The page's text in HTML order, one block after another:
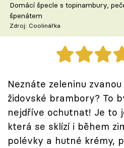
Speciál: Cuketa
Těhotnej kuchař
Sledujte prima+
Přihlášení
Sledujte nás
Domácí špecle s topinambury,
špenátem
Zdroj: Coolinářka
Neznáte zeleninu
židovské brambory? To
nejdříve ochutnat! Je to
která se sklízí i během
polévky a hutné krémy,